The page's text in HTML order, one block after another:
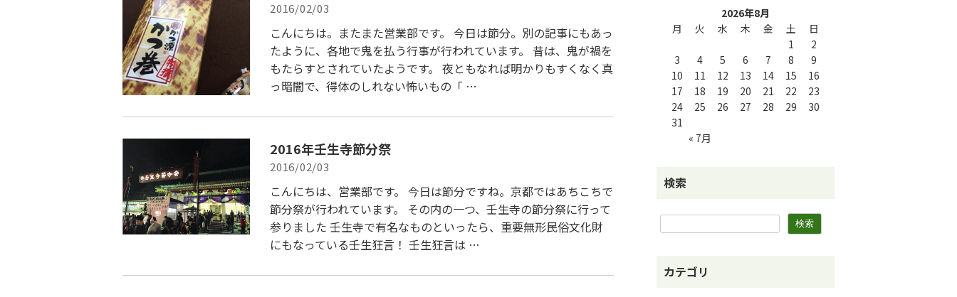
2026年8月
月
火 水 木 金 土 日
« 7月
1
2
3
4 5 6 7 8
9
10
11 12 13 14 15
16
17
18 19 20 21 22
23
24
25 26 27 28 29
30
31
検索
カテゴリ
2016/02/03
こんにちは。またまた営業部です。 今日は節分。別の記事にもあっ
たように、各地で鬼を払う行事が行われています。 昔は、鬼が禍を
もたらすとされていたようです。 夜ともなれば明かりもすくなく真
っ暗闇で、得体のしれない怖いもの「 …
2016年壬生寺節分祭
2016/02/03
こんにちは、営業部です。 今日は節分ですね。京都ではあちこちで
節分祭が行われています。 その内の一つ、壬生寺の節分祭に行って
参りました 壬生寺で有名なものといったら、重要無形民俗文化財
にもなっている壬生狂言！ 壬生狂言は …